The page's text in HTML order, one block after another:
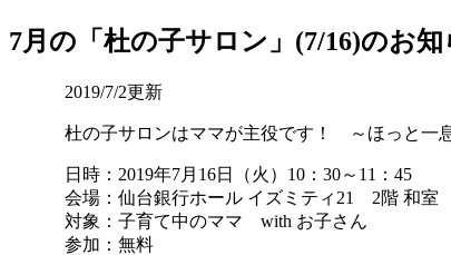
7月の「杜の子サロン」(7/16)のお知
2019/7/2更新
杜の子サロンはママが主役です！ ～ほっと一
日時：2019年7月16日（火）10：30～11：45
会場：仙台銀行ホール イズミティ21 2階 和室
対象：子育て中のママ with お子さん
参加：無料